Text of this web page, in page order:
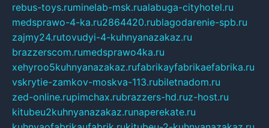
rebus-toys.ruminelab-msk.rualabuga-cityhotel.ru
medsprawo-4-ka.ru2864420.rublagodarenie-spb.ru
zajmy24.rutovudyi-4-kuhnyanazakaz.ru
brazzerscom.rumedsprawo4ka.ru
xehyroo5kuhnyanazakaz.rufabrikayfabrikaefabrika.ru
vskrytie-zamkov-moskva-113.rubiletnadom.ru
zed-online.rupimchax.rubrazzers-hd.ruz-host.ru
kitubeu2kuhnyanazakaz.runaperekate.ru